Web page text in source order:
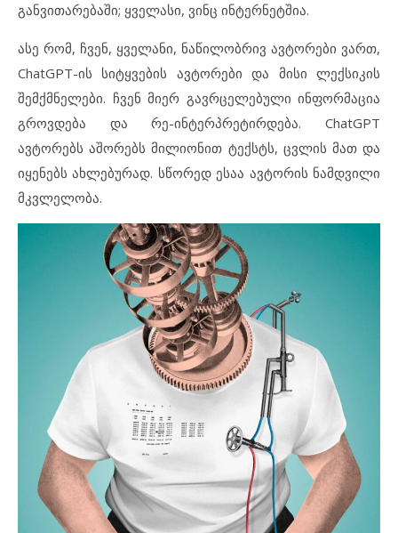
განვითარებაში; ყველასი, ვინც ინტერნეტშია.
ასე რომ, ჩვენ, ყველანი, ნაწილობრივ ავტორები ვართ,
ChatGPT-ის სიტყვების ავტორები და მისი ლექსიკის
შემქმნელები. ჩვენ მიერ გავრცელებული ინფორმაცია
გროვდება და რე-ინტერპრეტირდება. ChatGPT
ავტორებს აშორებს მილიონით ტექსტს, ცვლის მათ და
იყენებს ახლებურად. სწორედ ესაა ავტორის ნამდვილი
მკვლელობა.